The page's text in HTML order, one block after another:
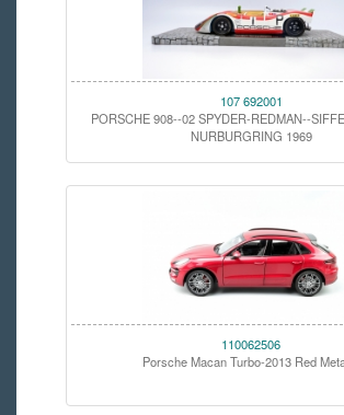
107 692001
PORSCHE 908--02 SPYDER-REDMAN--
NURBURGRING 1969
110062506
Porsche Macan Turbo-2013 Red